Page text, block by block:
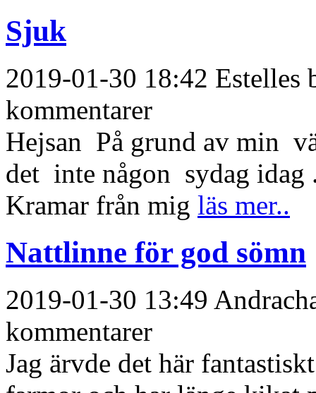
Sjuk
2019-01-30 18:42 Estelles
kommentarer
Hejsan På grund av min
det inte någon sydag
Kramar från mig läs mer..
Nattlinne för god sömn
2019-01-30 13:49
kommentarer
Jag ärvde det här